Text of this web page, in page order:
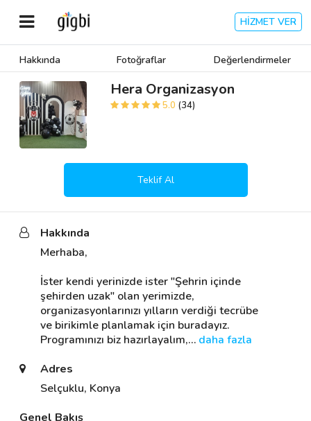
HİZMET VER
Anasayfa
Giriş Yap
Kayıt Ol
🎈 Biz Kimiz?
Müşteri Değerlendirmeleri
İletişim
Hakkında Fotoğraflar Değerlendirmeler
Hera Organizasyon
5.0 (34)
Teklif Al
Hakkında
Merhaba,
İster kendi yerinizde ister "Şehrin içinde
şehirden uzak" olan yerimizde,
organizasyonlarınızı yılların verdiği tecrübe
ve birikimle planlamak için buradayız.
Programınızı biz hazırlayalım,… daha fazla
Adres
Selçuklu, Konya
Genel Bakış